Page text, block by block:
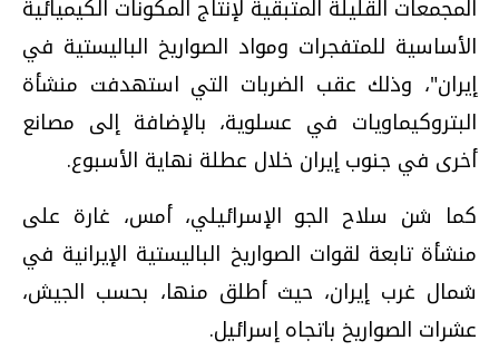
المجمعات القليلة المتبقية لإنتاج المكونات الكيميائية
الأساسية للمتفجرات ومواد الصواريخ الباليستية في
إيران"، وذلك عقب الضربات التي استهدفت منشأة
البتروكيماويات في عسلوية، بالإضافة إلى مصانع
أخرى في جنوب إيران خلال عطلة نهاية الأسبوع.
كما شن سلاح الجو الإسرائيلي، أمس، غارة على
منشأة تابعة لقوات الصواريخ الباليستية الإيرانية في
شمال غرب إيران، حيث أطلق منها، بحسب الجيش،
عشرات الصواريخ باتجاه إسرائيل.